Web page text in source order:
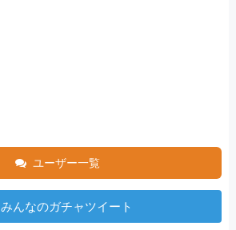
ユーザー一覧
みんなのガチャツイート